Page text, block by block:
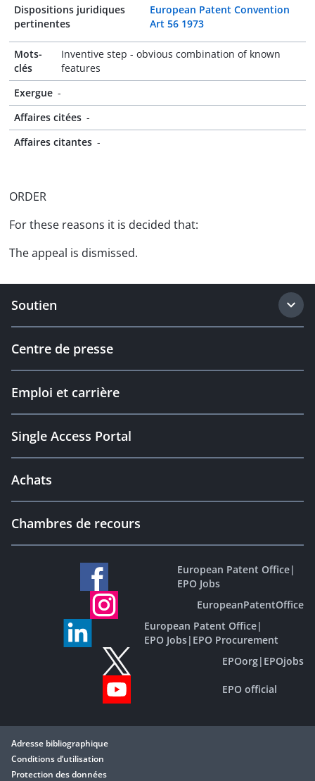
Dispositions juridiques
pertinentes
European Patent Convention
Art 56 1973
Mots-
clés
Inventive step - obvious combination of known
features
Exergue -
Affaires citées -
Affaires citantes -
ORDER
For these reasons it is decided that:
The appeal is dismissed.
Soutien
Centre de presse
Emploi et carrière
Single Access Portal
Achats
Chambres de recours
European Patent Office|
EPO Jobs
EuropeanPatentOffice
European Patent Office|
EPO Jobs| EPO Procurement
EPOorg| EPOjobs
EPO official
Adresse bibliographique
Conditions d’utilisation
Protection des données